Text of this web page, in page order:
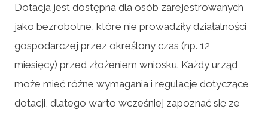
Dotacja jest dostępna dla osób zarejestrowanych
jako bezrobotne, które nie prowadziły działalności
gospodarczej przez określony czas (np. 12
miesięcy) przed złożeniem wniosku. Każdy urząd
może mieć różne wymagania i regulacje dotyczące
dotacji, dlatego warto wcześniej zapoznać się ze